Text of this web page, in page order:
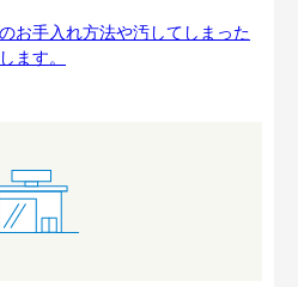
お手入れ方法や汚してしまった
ます。